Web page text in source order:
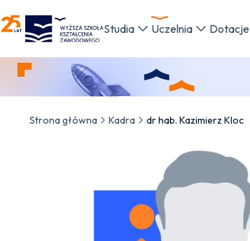
WSKZ - strona główna
Studia Uczelnia Dotacje
Strona główna Kadra dr hab. Kazimierz Kloc